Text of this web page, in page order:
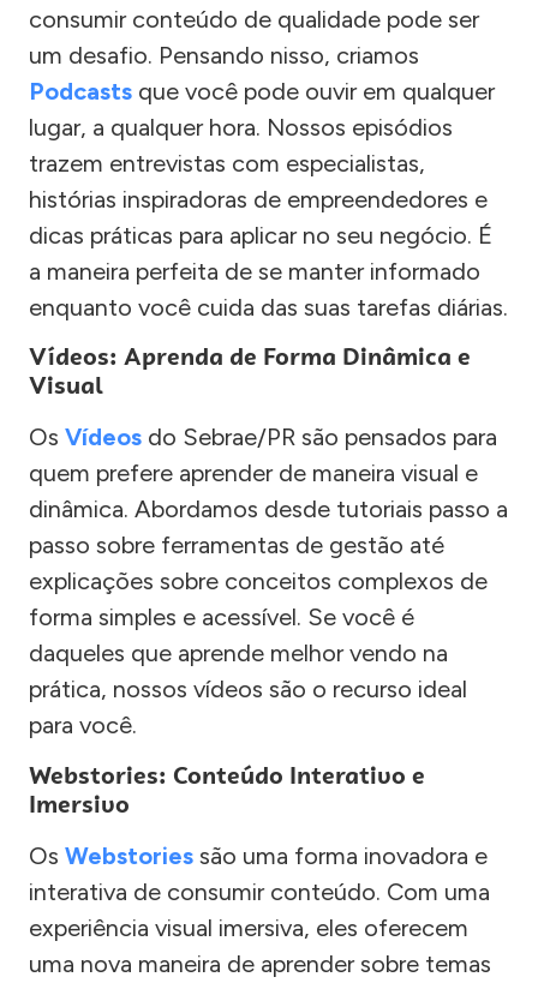
consumir conteúdo de qualidade pode ser
um desafio. Pensando nisso, criamos
Podcasts que você pode ouvir em qualquer
lugar, a qualquer hora. Nossos episódios
trazem entrevistas com especialistas,
histórias inspiradoras de empreendedores e
dicas práticas para aplicar no seu negócio. É
a maneira perfeita de se manter informado
enquanto você cuida das suas tarefas diárias.
Vídeos: Aprenda de Forma Dinâmica e
Visual
Os Vídeos do Sebrae/PR são pensados para
quem prefere aprender de maneira visual e
dinâmica. Abordamos desde tutoriais passo a
passo sobre ferramentas de gestão até
explicações sobre conceitos complexos de
forma simples e acessível. Se você é
daqueles que aprende melhor vendo na
prática, nossos vídeos são o recurso ideal
para você.
Webstories: Conteúdo Interativo e
Imersivo
Os Webstories são uma forma inovadora e
interativa de consumir conteúdo. Com uma
experiência visual imersiva, eles oferecem
uma nova maneira de aprender sobre temas